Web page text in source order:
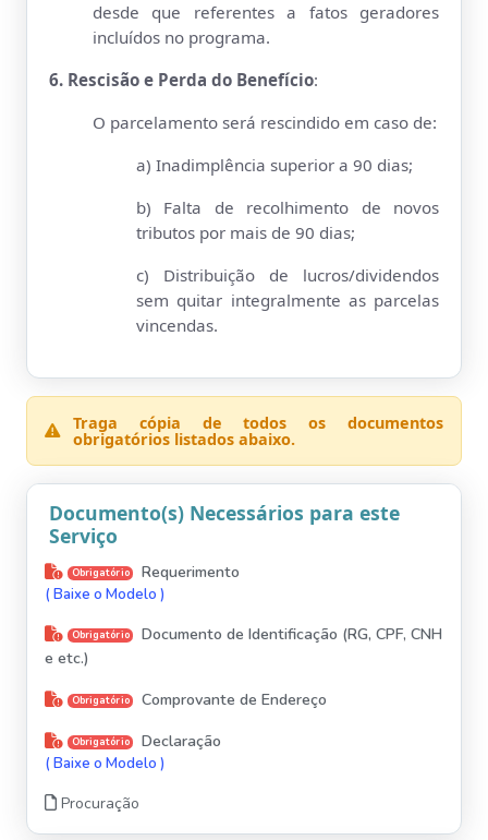
desde que referentes a fatos geradores
incluídos no programa.
6. Rescisão e Perda do Benefício:
O parcelamento será rescindido em caso de:
a) Inadimplência superior a 90 dias;
b) Falta de recolhimento de novos
tributos por mais de 90 dias;
c) Distribuição de lucros/dividendos
sem quitar integralmente as parcelas
vincendas.
Traga cópia de todos os documentos
obrigatórios listados abaixo.
Documento(s) Necessários para este
Serviço
Obrigatório Requerimento
( Baixe o Modelo )
Obrigatório
Documento de Identificação (RG, CPF, CNH
e etc.)
Obrigatório Comprovante de Endereço
Obrigatório Declaração
( Baixe o Modelo )
Procuração